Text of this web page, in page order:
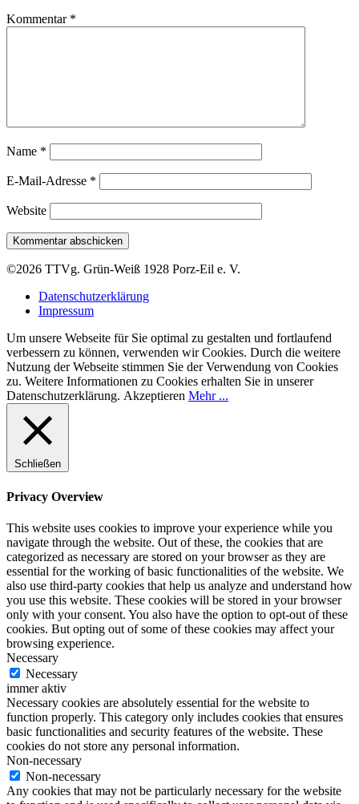
Kommentar *
Name *
E-Mail-Adresse *
Website
©2026 TTVg. Grün-Weiß 1928 Porz-Eil e. V.
Datenschutzerklärung
Impressum
Um unsere Webseite für Sie optimal zu gestalten und fortlaufend
verbessern zu können, verwenden wir Cookies. Durch die weitere
Nutzung der Webseite stimmen Sie der Verwendung von Cookies
zu. Weitere Informationen zu Cookies erhalten Sie in unserer
Datenschutzerklärung. Akzeptieren Mehr ...
Schließen
Privacy Overview
This website uses cookies to improve your experience while you
navigate through the website. Out of these, the cookies that are
categorized as necessary are stored on your browser as they are
essential for the working of basic functionalities of the website. We
also use third-party cookies that help us analyze and understand how
you use this website. These cookies will be stored in your browser
only with your consent. You also have the option to opt-out of these
cookies. But opting out of some of these cookies may affect your
browsing experience.
Necessary
Necessary
immer aktiv
Necessary cookies are absolutely essential for the website to
function properly. This category only includes cookies that ensures
basic functionalities and security features of the website. These
cookies do not store any personal information.
Non-necessary
Non-necessary
Any cookies that may not be particularly necessary for the website